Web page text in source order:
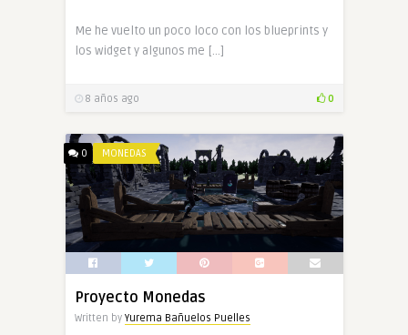
Me he vuelto un poco loco con los blueprints y
los widget y algunos me […]
8 años ago 0
0 MONEDAS
Proyecto Monedas
Written by Yurema Bañuelos Puelles